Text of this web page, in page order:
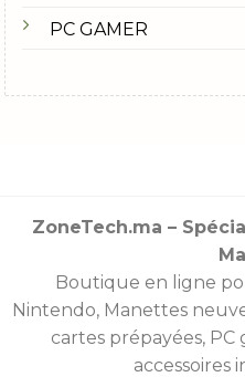
PC GAMER
ZoneTech.ma –
Boutique en ligne
Nintendo, Manettes
cartes prépayées, PC
accessoires